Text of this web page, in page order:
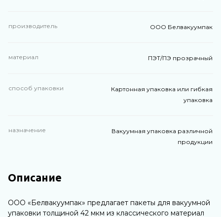
производитель ООО Белвакуумпак
материал ПЭТ/ПЭ прозрачный
способ упаковки
Картонная упаковка или гибкая
упаковка
назначение
Вакуумная упаковка различной
продукции
Описание
ООО «Белвакуумпак» предлагает пакеты для вакуумной
упаковки толщиной 42 мкм из классического материал